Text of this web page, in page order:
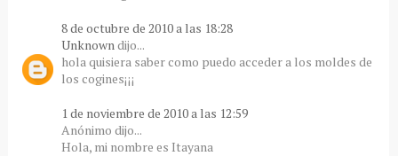
8 de octubre de 2010 a las 18:28
Unknown dijo...
hola quisiera saber como puedo acceder a los moldes de
los cogines¡¡¡
1 de noviembre de 2010 a las 12:59
Anónimo dijo...
Hola, mi nombre es Itayana